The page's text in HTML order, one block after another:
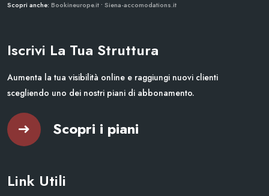
Scopri anche: Bookineurope.it • Siena-accomodations.it
Iscrivi La Tua Struttura
Aumenta la tua visibilità online e raggiungi nuovi clienti
scegliendo uno dei nostri piani di abbonamento.
Scopri i piani
Link Utili